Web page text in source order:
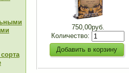
750,00руб.
Количество: